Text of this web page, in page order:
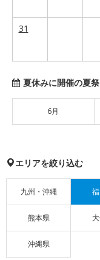
31
夏休みに開催の夏
6月
エリアを絞り込む
九州・沖縄
熊本県
沖縄県